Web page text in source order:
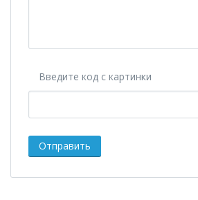
Введите код с картинки